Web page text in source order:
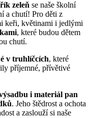
zeleň se naše školní
a chutí! Pro děti z
keři, květinami i jedlými
, které budou dětem
chutí.
v truhlíčcích, které
příjemné, přívětivé
i materiál pan
. Jeho štědrost a ochota
a zaslouží si naše